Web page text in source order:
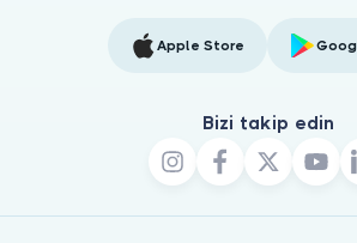
Apple Store
Bizi takip edin